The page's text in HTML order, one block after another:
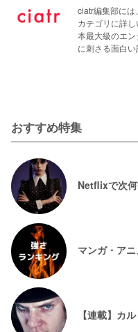
ciatr編集部に
カテゴリに詳
本最大級のエ
に刺さる面白
おすすめ特集
Netflixで次何
マンガ・ア
【連載】カ